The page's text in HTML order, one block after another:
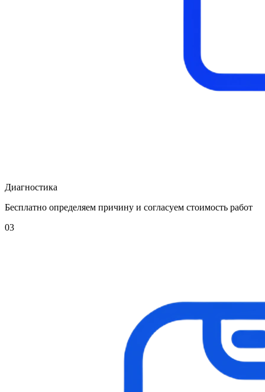
Диагностика
Бесплатно определяем причину и согласуем стоимость работ
03